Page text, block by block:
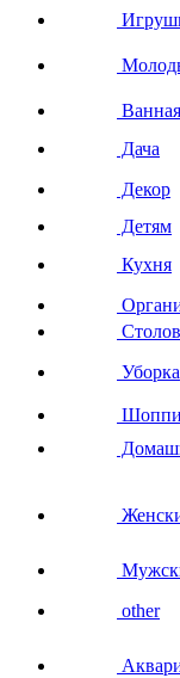
Ванная
Дача
Декор
Детям
Кухня
Уборка
other